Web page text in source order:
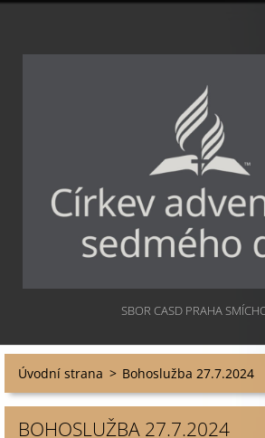
SBOR CASD PRAHA
Úvodní strana > Bohoslužba 27.7.2024
BOHOSLUŽBA 27.7.2024